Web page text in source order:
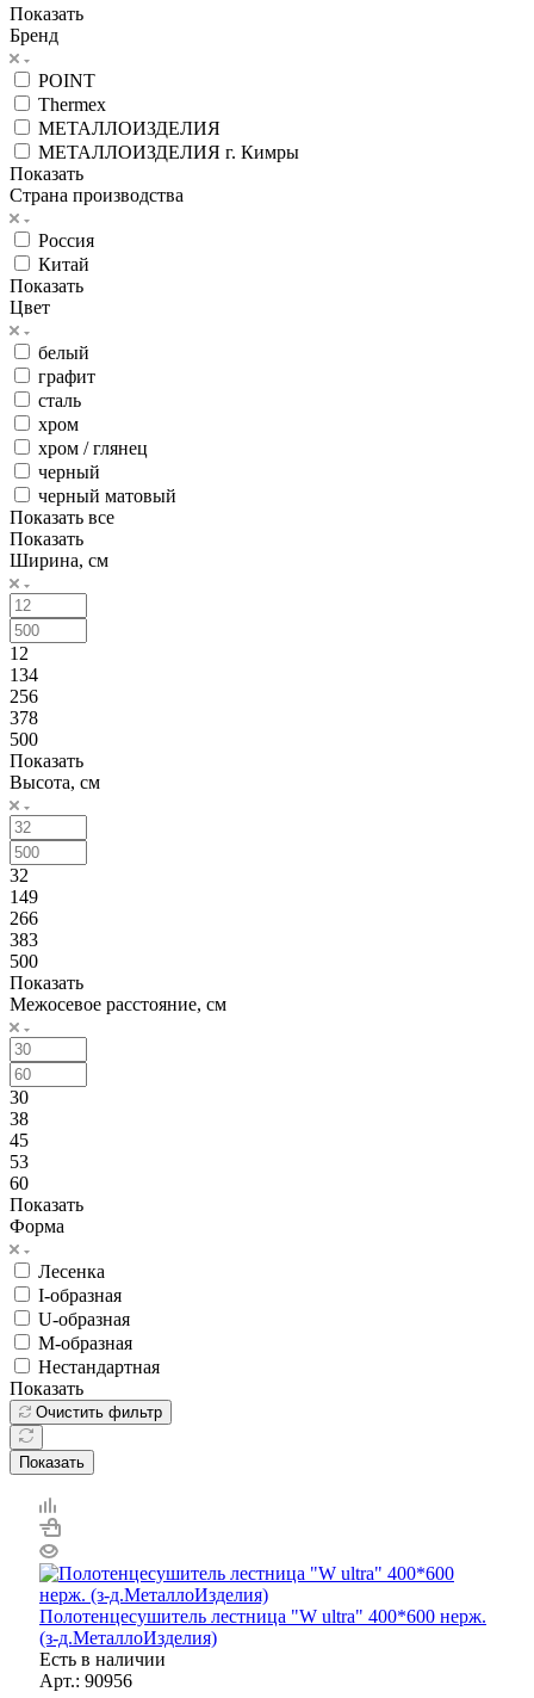
Показать
Бренд
POINT
Thermex
МЕТАЛЛОИЗДЕЛИЯ
МЕТАЛЛОИЗДЕЛИЯ г. Кимры
Показать
Страна производства
Россия
Китай
Показать
Цвет
белый
графит
сталь
хром
хром / глянец
черный
черный матовый
Показать все
Показать
Ширина, см
12
134
256
378
500
Показать
Высота, см
32
149
266
383
500
Показать
Межосевое расстояние, см
30
38
45
53
60
Показать
Форма
Лесенка
I-образная
U-образная
М-образная
Нестандартная
Показать
Очистить фильтр
Показать
Полотенцесушитель лестница "W ultra" 400*600 нерж.
(з-д.МеталлоИзделия)
Есть в наличии
Арт.: 90956